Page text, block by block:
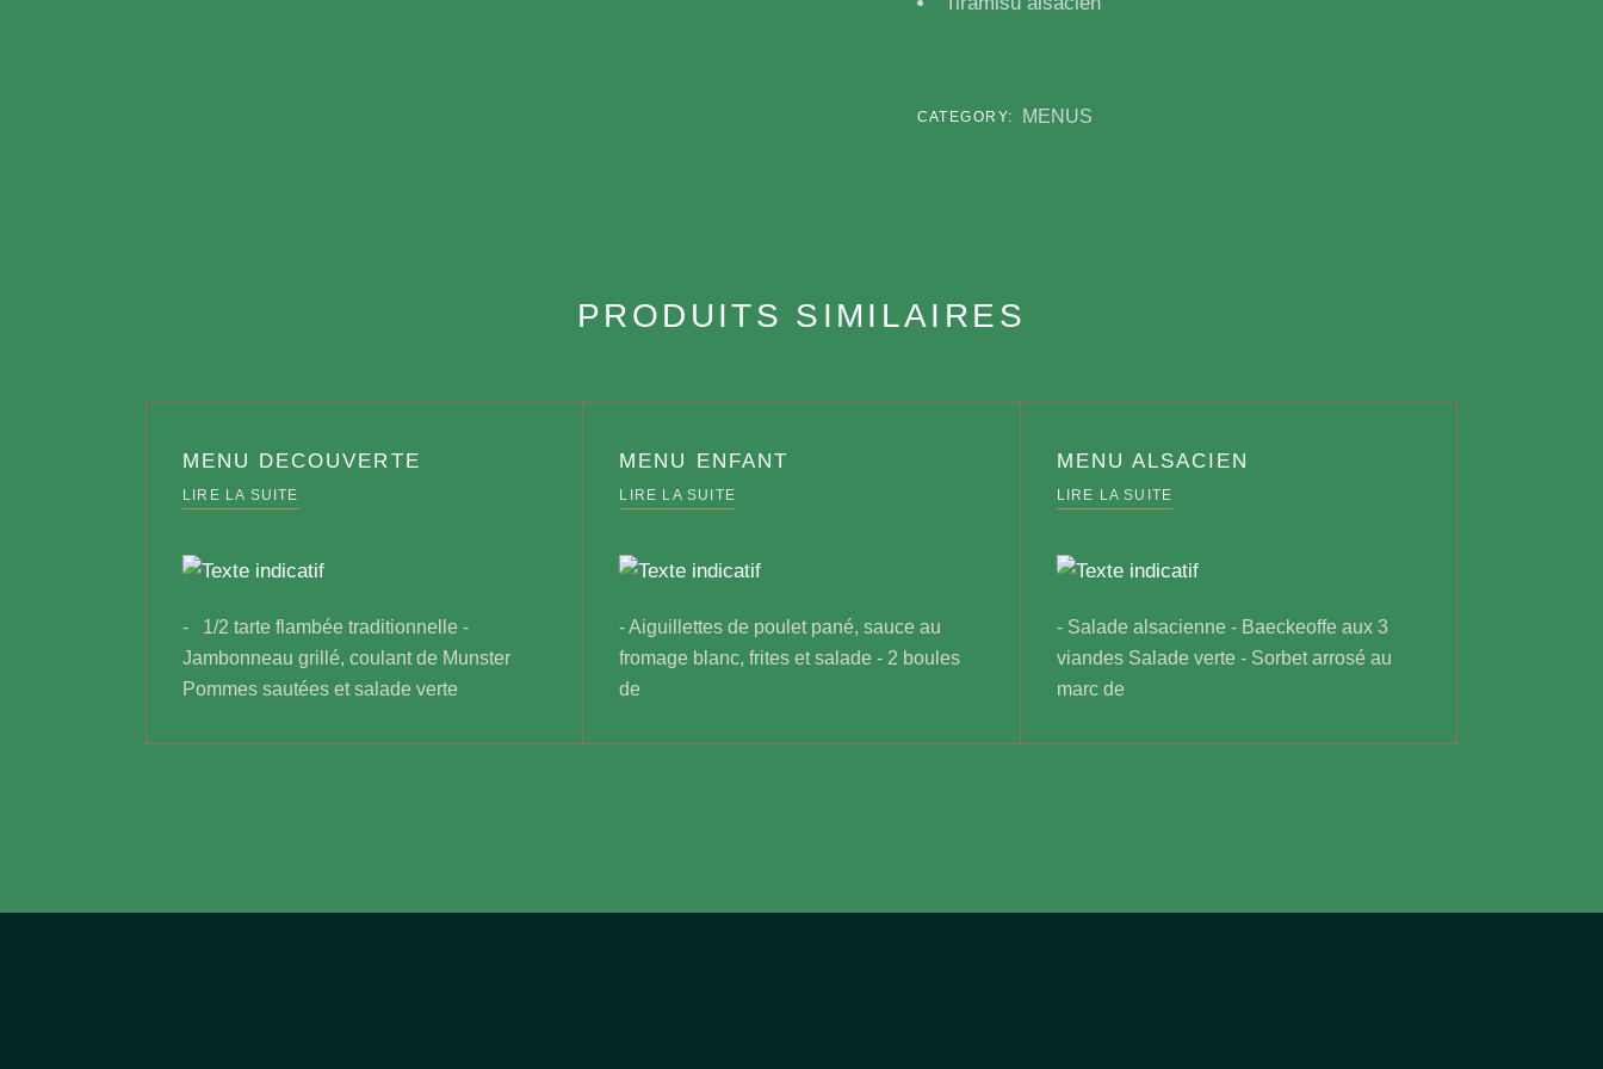
CATEGORY: MENUS
PRODUITS SIMILAIRES
MENU DECOUVERTE
LIRE LA SUITE
- 1/2 tarte flambée traditionnelle -
Jambonneau grillé, coulant de Munster
Pommes sautées et salade verte
MENU ENFANT
LIRE LA SUITE
- Aiguillettes de poulet pané, sauce au
fromage blanc, frites et salade - 2 boules
de
MENU ALSACIEN
LIRE LA SUITE
- Salade alsacienne - Baeckeoffe aux 3
viandes Salade verte - Sorbet arrosé au
marc de